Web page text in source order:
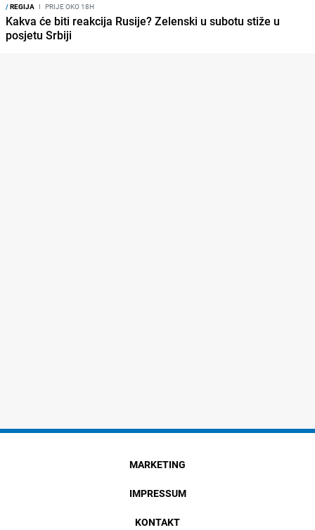
/REGIJA I PRIJE OKO 18H
Kakva će biti reakcija Rusije? Zelenski u subotu stiže u
posjetu Srbiji
MARKETING
IMPRESSUM
KONTAKT